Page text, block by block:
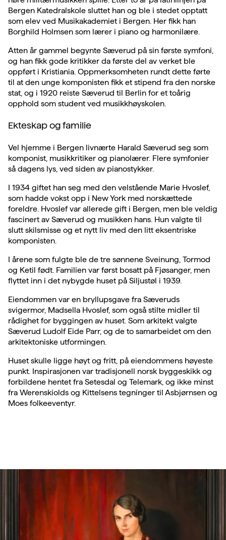
Bergen Katedralskole sluttet han og ble i stedet opptatt
som elev ved Musikakademiet i Bergen. Her fikk han
Borghild Holmsen som lærer i piano og harmonilære.
Atten år gammel begynte Sæverud på sin første symfoni,
og han fikk gode kritikker da første del av verket ble
oppført i Kristiania. Oppmerksomheten rundt dette førte
til at den unge komponisten fikk et stipend fra den norske
stat, og i 1920 reiste Sæverud til Berlin for et toårig
opphold som student ved musikkhøyskolen.
Ekteskap og familie
Vel hjemme i Bergen livnærte Harald Sæverud seg som
komponist, musikkritiker og pianolærer. Flere symfonier
så dagens lys, ved siden av pianostykker.
I 1934 giftet han seg med den velstående Marie Hvoslef,
som hadde vokst opp i New York med norskættede
foreldre. Hvoslef var allerede gift i Bergen, men ble veldig
fascinert av Sæverud og musikken hans. Hun valgte til
slutt skilsmisse og et nytt liv med den litt eksentriske
komponisten.
I årene som fulgte ble de tre sønnene Sveinung, Tormod
og Ketil født. Familien var først bosatt på Fjøsanger, men
flyttet inn i det nybygde huset på Siljustøl i 1939.
Eiendommen var en bryllupsgave fra Sæveruds
svigermor, Madsella Hvoslef, som også stilte midler til
rådighet for byggingen av huset. Som arkitekt valgte
Sæverud Ludolf Eide Parr, og de to samarbeidet om den
arkitektoniske utformingen.
Huset skulle ligge høyt og fritt, på eiendommens høyeste
punkt. Inspirasjonen var tradisjonell norsk byggeskikk og
forbildene hentet fra Setesdal og Telemark, og ikke minst
fra Werenskiolds og Kittelsens tegninger til Asbjørnsen og
Moes folkeeventyr.